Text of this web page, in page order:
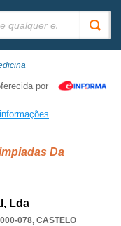
por
Da
Lda
078, CASTELO